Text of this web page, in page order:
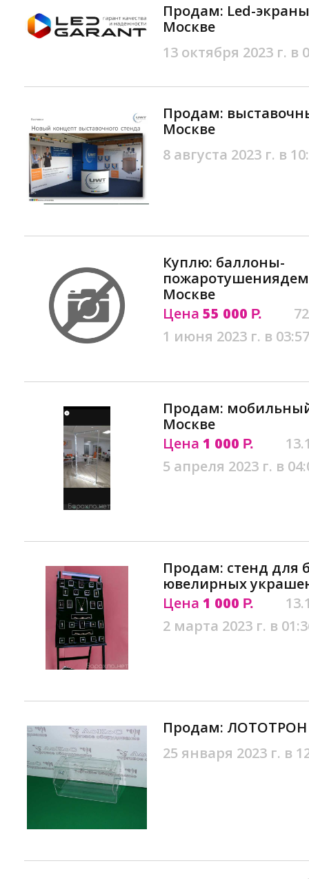
Продам: Led-
Москве
13 октября 2023 г. в
Продам:
Москве
8 августа 2023 г. в
Куплю: баллоны-
Москве
Цена 55 000 Р.
1 июня 2023 г. в 03:57
Продам:
Москве
Цена 1 000 Р.
5 апреля 2023 г. в
Продам: стенд для
ювелирных
Цена 1 000 Р.
2 марта 2023 г. в
Продам: ЛОТОТРОН
25 января 2023 г. в